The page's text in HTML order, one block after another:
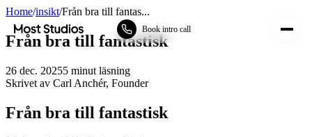
Most Studios Book intro call
Home/insikt/Från bra till fantas...
Från bra till fantastisk
26 dec. 20255 minut läsning
Skrivet av Carl Anchér, Founder
Från bra till fantastisk